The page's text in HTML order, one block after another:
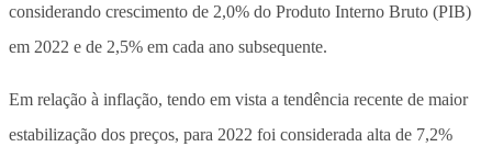
considerando crescimento de 2,0% do Produto Interno Bruto (PIB)
em 2022 e de 2,5% em cada ano subsequente.
Em relação à inflação, tendo em vista a tendência recente de maior
estabilização dos preços, para 2022 foi considerada alta de 7,2%